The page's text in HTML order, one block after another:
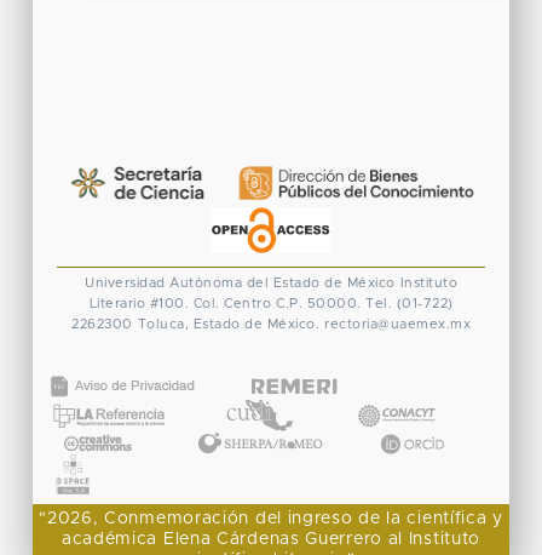
Universidad Autónoma del Estado de México
Instituto
Literario #100. Col. Centro C.P. 50000. Tel. (01-722)
2262300 Toluca, Estado de México. rectoria@uaemex.mx
"2026, Conmemoración del ingreso de la científica y
académica Elena Cárdenas Guerrero al Instituto